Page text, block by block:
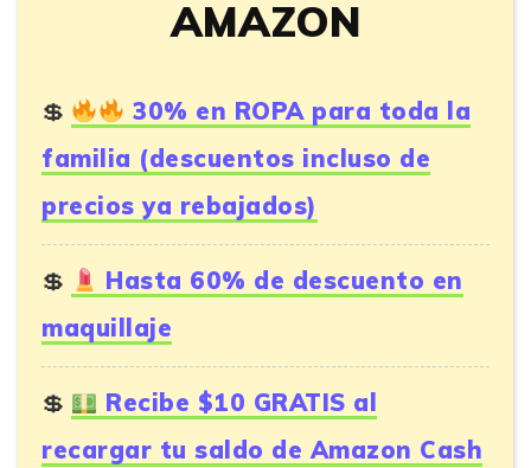
AMAZON
30% en ROPA para toda la
familia (descuentos incluso de
precios ya rebajados)
Hasta 60% de descuento en
maquillaje
Recibe $10 GRATIS al
recargar tu saldo de Amazon Cash